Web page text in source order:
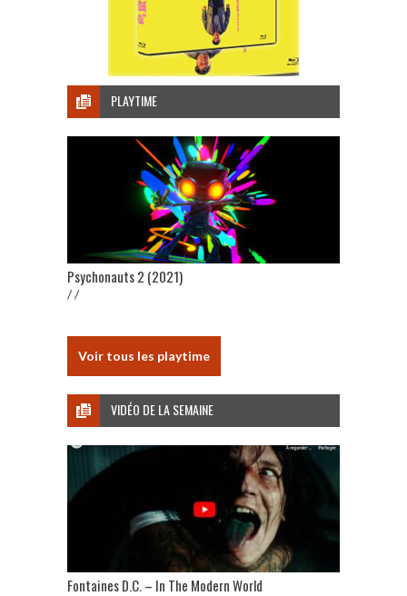
PLAYTIME
Psychonauts 2 (2021)
/ /
Voir tous les playtime
VIDÉO DE LA SEMAINE
Fontaines D.C. – In The Modern World